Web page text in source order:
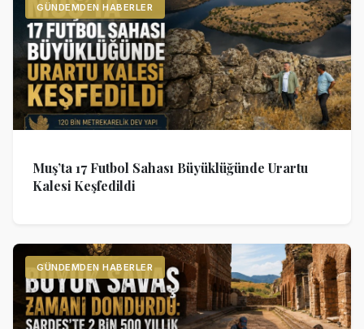
GÜNDEMDEN HABERLER
Muş’ta 17 Futbol Sahası Büyüklüğünde Urartu
Kalesi Keşfedildi
GÜNDEMDEN HABERLER